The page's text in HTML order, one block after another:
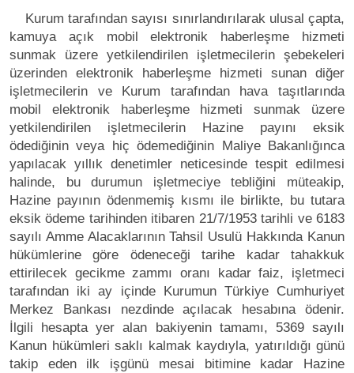
Kurum tarafından sayısı sınırlandırılarak ulusal çapta,
kamuya açık mobil elektronik haberleşme hizmeti
sunmak üzere yetkilendirilen işletmecilerin şebekeleri
üzerinden elektronik haberleşme hizmeti sunan diğer
işletmecilerin ve Kurum tarafından hava taşıtlarında
mobil elektronik haberleşme hizmeti sunmak üzere
yetkilendirilen işletmecilerin Hazine payını eksik
ödediğinin veya hiç ödemediğinin Maliye Bakanlığınca
yapılacak yıllık denetimler neticesinde tespit edilmesi
halinde, bu durumun işletmeciye tebliğini müteakip,
Hazine payının ödenmemiş kısmı ile birlikte, bu tutara
eksik ödeme tarihinden itibaren 21/7/1953 tarihli ve 6183
sayılı Amme Alacaklarının Tahsil Usulü Hakkında Kanun
hükümlerine göre ödeneceği tarihe kadar tahakkuk
ettirilecek gecikme zammı oranı kadar faiz, işletmeci
tarafından iki ay içinde Kurumun Türkiye Cumhuriyet
Merkez Bankası nezdinde açılacak hesabına ödenir.
İlgili hesapta yer alan bakiyenin tamamı, 5369 sayılı
Kanun hükümleri saklı kalmak kaydıyla, yatırıldığı günü
takip eden ilk işgünü mesai bitimine kadar Hazine